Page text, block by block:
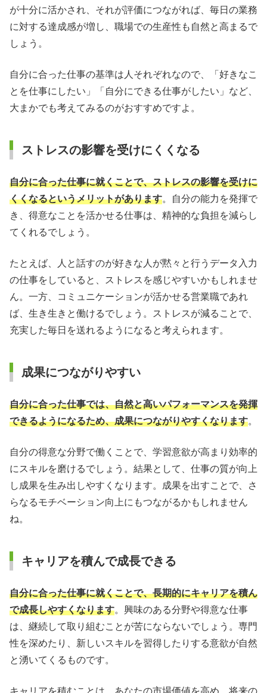
が十分に活かされ、それが評価につながれば、毎日の業務
に対する達成感が増し、職場での生産性も自然と高まるで
しょう。
自分に合った仕事の基準は人それぞれなので、「好きなこ
とを仕事にしたい」「自分にできる仕事がしたい」など、
大まかでも考えてみるのがおすすめですよ。
ストレスの影響を受けにくくなる
自分に合った仕事に就くことで、ストレスの影響を受けに
くくなるというメリットがあります。自分の能力を発揮で
き、得意なことを活かせる仕事は、精神的な負担を減らし
てくれるでしょう。
たとえば、人と話すのが好きな人が黙々と行うデータ入力
の仕事をしていると、ストレスを感じやすいかもしれませ
ん。一方、コミュニケーションが活かせる営業職であれ
ば、生き生きと働けるでしょう。ストレスが減ることで、
充実した毎日を送れるようになると考えられます。
成果につながりやすい
自分に合った仕事では、自然と高いパフォーマンスを発揮
できるようになるため、成果につながりやすくなります。
自分の得意な分野で働くことで、学習意欲が高まり効率的
にスキルを磨けるでしょう。結果として、仕事の質が向上
し成果を生み出しやすくなります。成果を出すことで、さ
らなるモチベーション向上にもつながるかもしれません
ね。
キャリアを積んで成長できる
自分に合った仕事に就くことで、長期的にキャリアを積ん
で成長しやすくなります。興味のある分野や得意な仕事
は、継続して取り組むことが苦にならないでしょう。専門
性を深めたり、新しいスキルを習得したりする意欲が自然
と湧いてくるものです。